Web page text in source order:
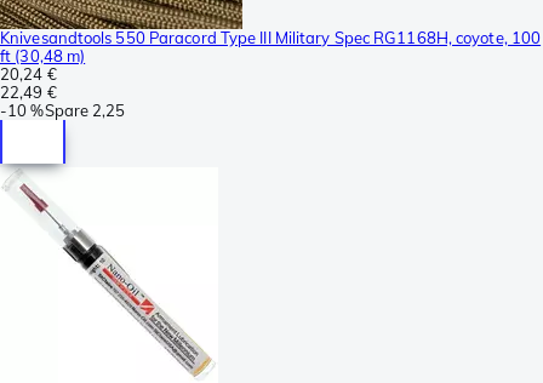
Knivesandtools 550 Paracord Type III Military Spec RG1168H, coyote, 100
ft (30,48 m)
20,24 €
22,49 €
-10 %Spare 2,25